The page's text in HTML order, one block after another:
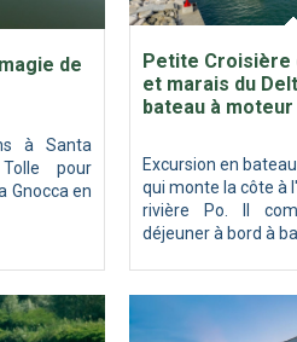
Petite Croisière
et marais du
bateau à moteur
Excursion en
qui monte la côte à
rivière Po. Il
déjeuner à bord à
de
à Santa
pour
Gnocca en